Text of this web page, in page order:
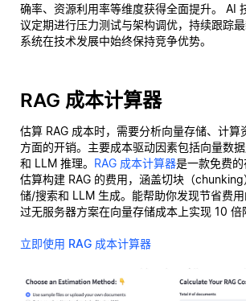
确率、资源利用率等维度获得全面提升。 AI
议定期进行压力测试与架构调优，持续跟踪
系统在技术发展中始终保持竞争优势。
RAG 成本计算器
估算 RAG 成本时，需要分析向量存储、计算
方面的开销。主要成本驱动因素包括向量数
和 LLM 推理。 RAG 成本计算器是一款免费
估算构建 RAG 的费用，涵盖切块（
储/搜索和 LLM 生成。能帮助你发现节省费
过无服务器方案在向量存储成本上实现 10 倍
立即使用 RAG 成本计算器